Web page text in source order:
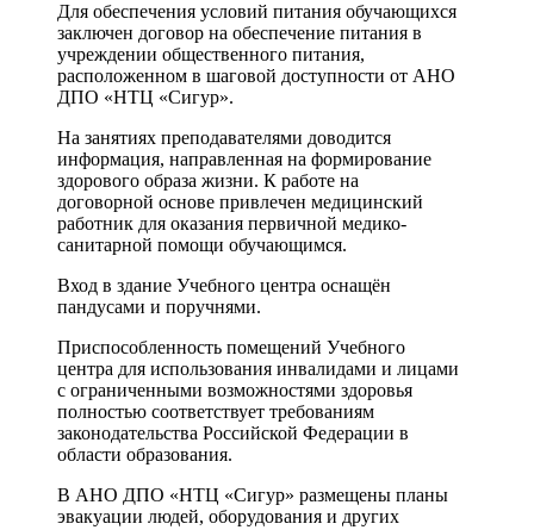
Для обеспечения условий питания обучающихся
заключен договор на обеспечение питания в
учреждении общественного питания,
расположенном в шаговой доступности от АНО
ДПО «НТЦ «Сигур».
На занятиях преподавателями доводится
информация, направленная на формирование
здорового образа жизни. К работе на
договорной основе привлечен медицинский
работник для оказания первичной медико-
санитарной помощи обучающимся.
Вход в здание Учебного центра оснащён
пандусами и поручнями.
Приспособленность помещений Учебного
центра для использования инвалидами и лицами
с ограниченными возможностями здоровья
полностью соответствует требованиям
законодательства Российской Федерации в
области образования.
В АНО ДПО «НТЦ «Сигур» размещены планы
эвакуации людей, оборудования и других